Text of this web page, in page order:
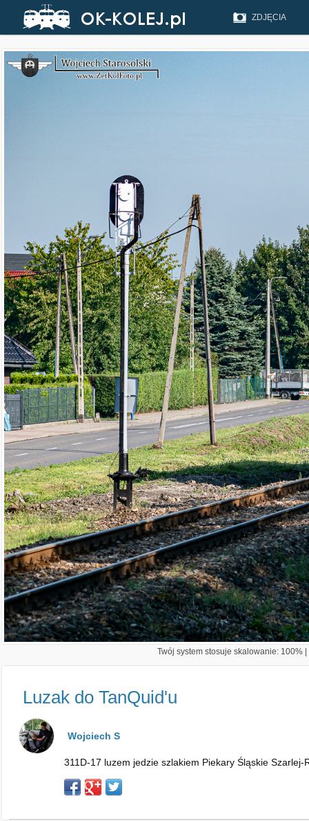
ZDJĘCIA
Twój system stosuje skalowanie: 100%
Luzak do TanQuid'u
Wojciech S
311D-17 luzem jedzie szlakiem Piekary Śląskie